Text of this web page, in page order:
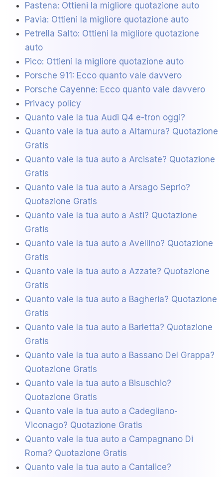
Pastena: Ottieni la migliore quotazione auto
Pavia: Ottieni la migliore quotazione auto
Petrella Salto: Ottieni la migliore quotazione
auto
Pico: Ottieni la migliore quotazione auto
Porsche 911: Ecco quanto vale davvero
Porsche Cayenne: Ecco quanto vale davvero
Privacy policy
Quanto vale la tua Audi Q4 e-tron oggi?
Quanto vale la tua auto a Altamura? Quotazione
Gratis
Quanto vale la tua auto a Arcisate? Quotazione
Gratis
Quanto vale la tua auto a Arsago Seprio?
Quotazione Gratis
Quanto vale la tua auto a Asti? Quotazione
Gratis
Quanto vale la tua auto a Avellino? Quotazione
Gratis
Quanto vale la tua auto a Azzate? Quotazione
Gratis
Quanto vale la tua auto a Bagheria? Quotazione
Gratis
Quanto vale la tua auto a Barletta? Quotazione
Gratis
Quanto vale la tua auto a Bassano Del Grappa?
Quotazione Gratis
Quanto vale la tua auto a Bisuschio?
Quotazione Gratis
Quanto vale la tua auto a Cadegliano-
Viconago? Quotazione Gratis
Quanto vale la tua auto a Campagnano Di
Roma? Quotazione Gratis
Quanto vale la tua auto a Cantalice?